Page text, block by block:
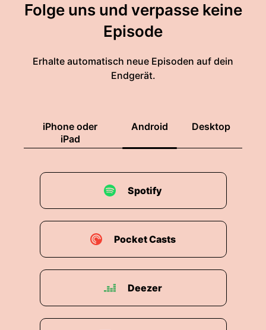
Folge uns und verpasse keine
Episode
Erhalte automatisch neue Episoden auf dein
Endgerät.
iPhone oder
iPad
Android Desktop
Spotify
Pocket Casts
Deezer